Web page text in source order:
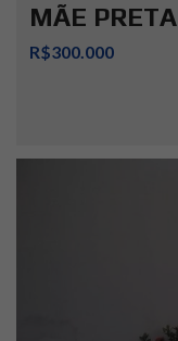
MÃE PRETA
R$300.000